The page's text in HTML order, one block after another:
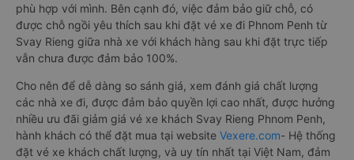
phù hợp với mình. Bên cạnh đó, việc đảm bảo giữ chỗ, có
được chỗ ngồi yêu thích sau khi đặt vé xe đi Phnom Penh từ
Svay Rieng giữa nhà xe với khách hàng sau khi đặt trực tiếp
vẫn chưa được đảm bảo 100%.
Cho nên để dễ dàng so sánh giá, xem đánh giá chất lượng
các nhà xe đi, được đảm bảo quyền lợi cao nhất, được hưởng
nhiều ưu đãi giảm giá vé xe khách Svay Rieng Phnom Penh,
hành khách có thể đặt mua tại website Vexere.com- Hệ thống
đặt vé xe khách chất lượng, và uy tín nhất tại Việt Nam, đảm